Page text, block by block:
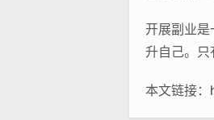
开展副业是
升自己。只
本文链接：